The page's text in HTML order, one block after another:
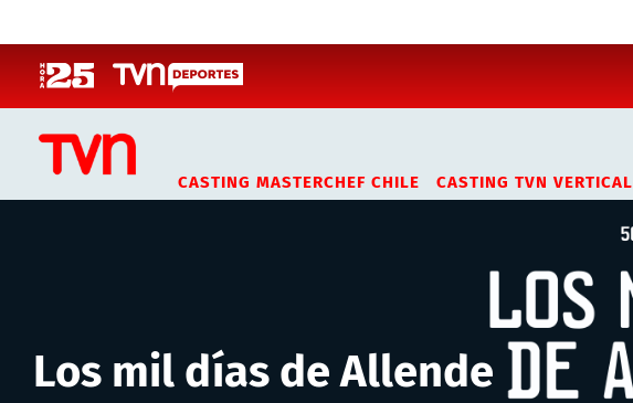
CASTING MASTERCHEF CHILE CASTING TVN VERTICAL
Los mil días de Allende